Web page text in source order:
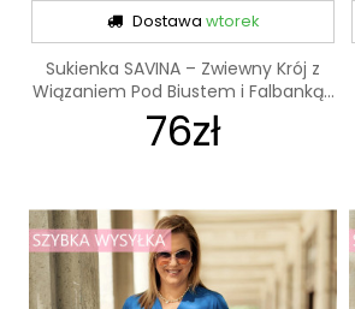
Dostawa wtorek
Sukienka SAVINA – Zwiewny Krój z
Wiązaniem Pod Biustem i Falbanką...
76zł